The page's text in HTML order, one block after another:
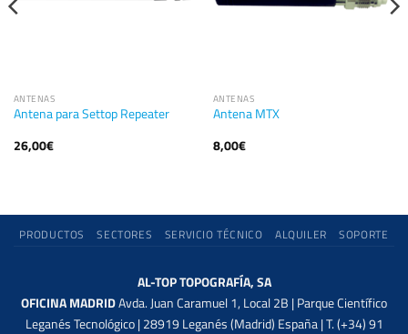
ANTENAS
Antena para Settop Repeater
26,00€
ANTENAS
Antena MTX
8,00€
PRODUCTOS SECTORES SERVICIO TÉCNICO ALQUILER SOPORTE
AL-TOP TOPOGRAFÍA, SA
OFICINA MADRIDAvda. Juan Caramuel 1, Local 2B | Parque Científico
Leganés Tecnológico | 28919 Leganés (Madrid) España | T. (+34) 91